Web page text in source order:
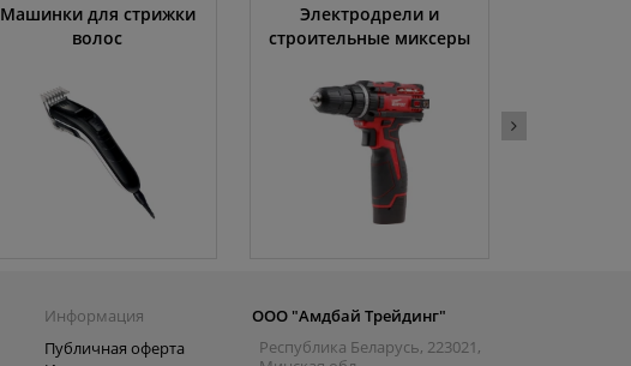
Машинки для стрижки
волос
Электродрели и
строительные миксеры
Информация
Публичная оферта
ООО "Амдбай Трейдинг"
Республика Беларусь, 223021,